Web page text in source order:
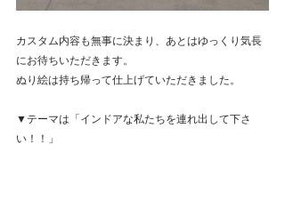
カスタム内容も無事に決まり、あとはゆっくり気長
にお待ちいただきます。
ぬり絵は持ち帰って仕上げていただきました。
▼テーマは「インドアな私たちを連れ出して下さ
い！！」